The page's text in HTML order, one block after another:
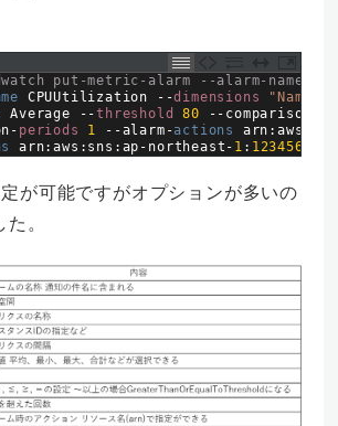
put-metric-alarm --alarm-name
CPUUtilization --dimensions
Average --threshold 80 -- comparison
- periods 1 --alarm -actions arn :aws
arn:aws : sns : ap - northeast - 1 : 123456789
が可能ですがオプションが多いの
。